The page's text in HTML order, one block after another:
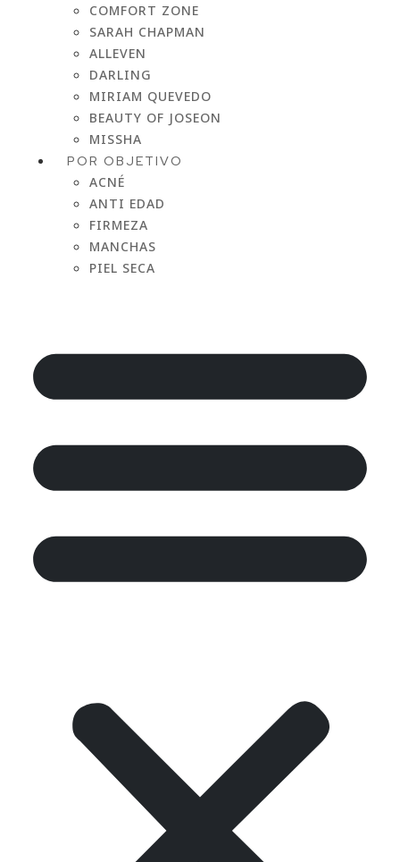
COMFORT ZONE
SARAH CHAPMAN
ALLEVEN
DARLING
MIRIAM QUEVEDO
BEAUTY OF JOSEON
MISSHA
POR OBJETIVO
ACNÉ
ANTI EDAD
FIRMEZA
MANCHAS
PIEL SECA